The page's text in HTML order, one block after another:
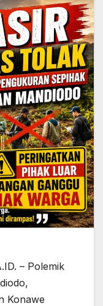
– Polemik
Konawe